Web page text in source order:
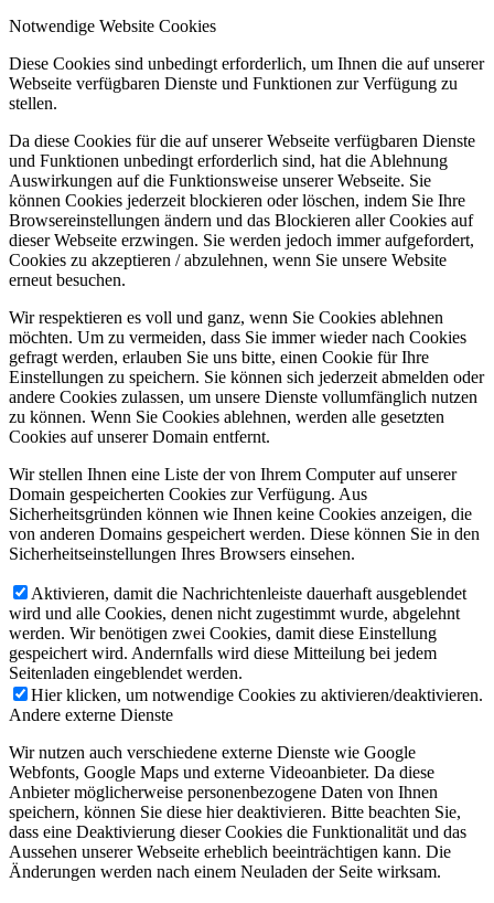
Notwendige Website Cookies
Diese Cookies sind unbedingt erforderlich, um Ihnen die auf unserer
Webseite verfügbaren Dienste und Funktionen zur Verfügung zu
stellen.
Da diese Cookies für die auf unserer Webseite verfügbaren Dienste
und Funktionen unbedingt erforderlich sind, hat die Ablehnung
Auswirkungen auf die Funktionsweise unserer Webseite. Sie
können Cookies jederzeit blockieren oder löschen, indem Sie Ihre
Browsereinstellungen ändern und das Blockieren aller Cookies auf
dieser Webseite erzwingen. Sie werden jedoch immer aufgefordert,
Cookies zu akzeptieren / abzulehnen, wenn Sie unsere Website
erneut besuchen.
Wir respektieren es voll und ganz, wenn Sie Cookies ablehnen
möchten. Um zu vermeiden, dass Sie immer wieder nach Cookies
gefragt werden, erlauben Sie uns bitte, einen Cookie für Ihre
Einstellungen zu speichern. Sie können sich jederzeit abmelden oder
andere Cookies zulassen, um unsere Dienste vollumfänglich nutzen
zu können. Wenn Sie Cookies ablehnen, werden alle gesetzten
Cookies auf unserer Domain entfernt.
Wir stellen Ihnen eine Liste der von Ihrem Computer auf unserer
Domain gespeicherten Cookies zur Verfügung. Aus
Sicherheitsgründen können wie Ihnen keine Cookies anzeigen, die
von anderen Domains gespeichert werden. Diese können Sie in den
Sicherheitseinstellungen Ihres Browsers einsehen.
Aktivieren, damit die Nachrichtenleiste dauerhaft ausgeblendet
wird und alle Cookies, denen nicht zugestimmt wurde, abgelehnt
werden. Wir benötigen zwei Cookies, damit diese Einstellung
gespeichert wird. Andernfalls wird diese Mitteilung bei jedem
Seitenladen eingeblendet werden.
Hier klicken, um notwendige Cookies zu aktivieren/deaktivieren.
Andere externe Dienste
Wir nutzen auch verschiedene externe Dienste wie Google
Webfonts, Google Maps und externe Videoanbieter. Da diese
Anbieter möglicherweise personenbezogene Daten von Ihnen
speichern, können Sie diese hier deaktivieren. Bitte beachten Sie,
dass eine Deaktivierung dieser Cookies die Funktionalität und das
Aussehen unserer Webseite erheblich beeinträchtigen kann. Die
Änderungen werden nach einem Neuladen der Seite wirksam.